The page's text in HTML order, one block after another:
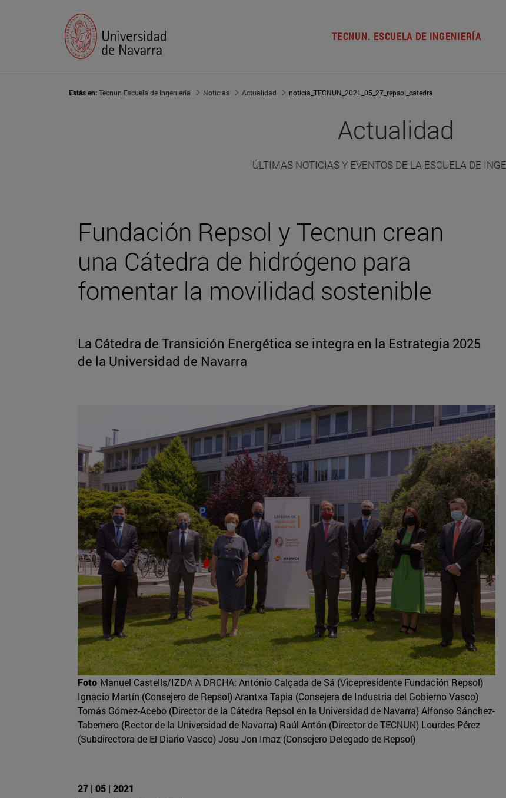
TECNUN. ESCUELA DE INGENIERÍA
Estás en:Tecnun Escuela de Ingeniería Noticias Actualidad noticia_TECNUN_2021_05_27_repsol_catedra
Actualidad
ÚLTIMAS NOTICIAS Y EVENTOS DE LA ESCUELA DE
Fundación Repsol y Tecnun crean
una Cátedra de hidrógeno para
fomentar la movilidad sostenible
La Cátedra de Transición Energética se integra en la Estrategia 2025
de la Universidad de Navarra
Foto Manuel Castells/IZDA A DRCHA: António Calçada de Sá (Vicepresidente Fundación Repsol)
Ignacio Martín (Consejero de Repsol) Arantxa Tapia (Consejera de Industria del Gobierno Vasco)
Tomás Gómez-Acebo (Director de la Cátedra Repsol en la Universidad de Navarra) Alfonso Sánchez-
Tabernero (Rector de la Universidad de Navarra) Raúl Antón (Director de TECNUN) Lourdes Pérez
(Subdirectora de El Diario Vasco) Josu Jon Imaz (Consejero Delegado de Repsol)
27 | 05 | 2021